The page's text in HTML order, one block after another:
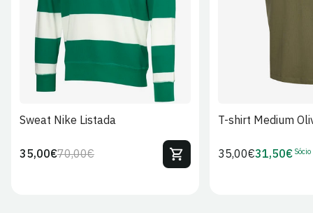
Sweat Nike Listada
Preço
70,00€Preço
35,00€
T-shirt Medium
Preço
35,00€Preço
31,50€ Sócio